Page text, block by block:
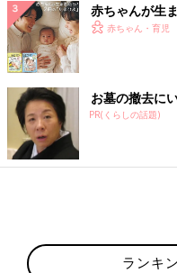
赤ちゃんが生
赤ちゃん・育児
お墓の撤去に
PR(くらしの話題)
ランキ